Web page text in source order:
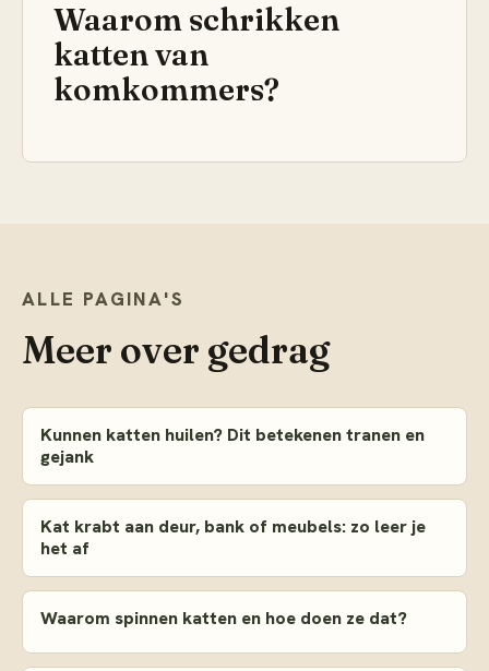
Waarom schrikken
katten van
komkommers?
ALLE PAGINA'S
Meer over gedrag
Kunnen katten huilen? Dit betekenen tranen en
gejank
Kat krabt aan deur, bank of meubels: zo leer je
het af
Waarom spinnen katten en hoe doen ze dat?